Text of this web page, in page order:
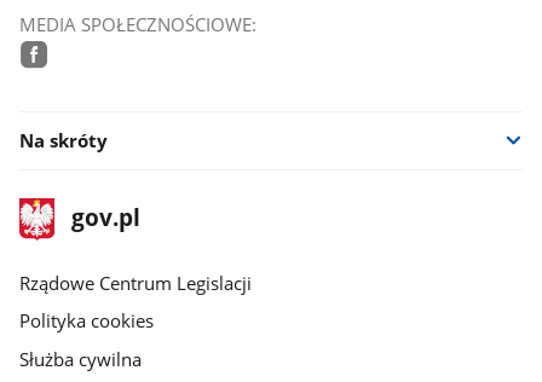
MEDIA SPOŁECZNOŚCIOWE:
Na skróty
stopka
gov.plStrona
gov.pl
Rządowe Centrum Legislacji
Polityka cookies
Służba cywilna